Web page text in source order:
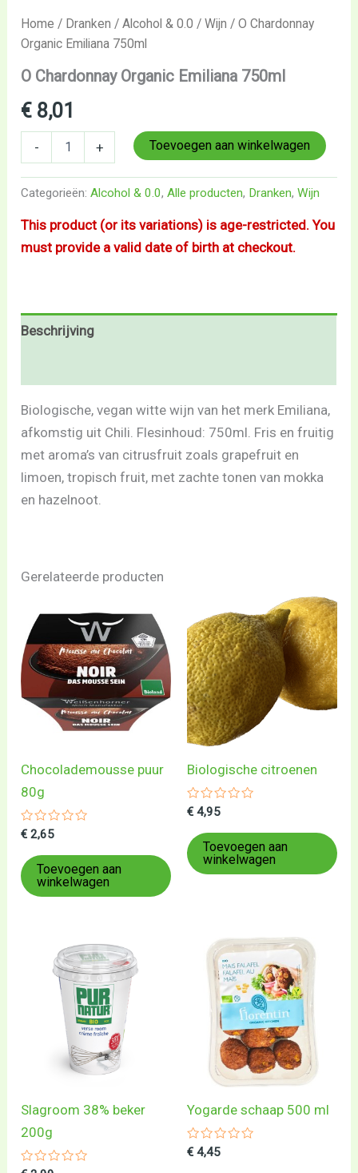
Home / Dranken /Alcohol & 0.0 /Wijn / O Chardonnay
Organic Emiliana 750ml
O Chardonnay Organic Emiliana 750ml
€ 8,01
- + Toevoegen aan winkelwagen
Categorieën:Alcohol & 0.0,Alle producten, Dranken,Wijn
This product (or its variations) is age-restricted. You
must provide a valid date of birth at checkout.
Beschrijving
Biologische, vegan witte wijn van het merk Emiliana,
afkomstig uit Chili. Flesinhoud: 750ml. Fris en fruitig
met aroma’s van citrusfruit zoals grapefruit en
limoen, tropisch fruit, met zachte tonen van mokka
en hazelnoot.
Gerelateerde producten
Chocolademousse puur
80g
Gewaardeerd
uit
5
€ 2,65
Toevoegen aan
winkelwagen
Biologische citroenen
Gewaardeerd
uit
5
€ 4,95
Toevoegen aan
winkelwagen
Slagroom 38% beker
200g
Yogarde schaap 500 ml
Gewaardeerd
€ 4,45